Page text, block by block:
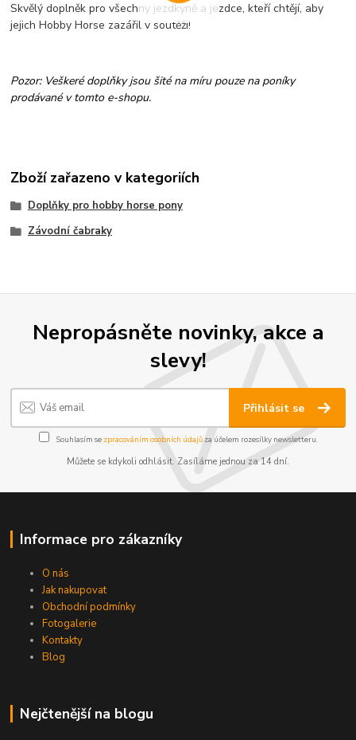
Skvělý doplněk pro všechny jezdkyně a jezdce, kteří chtějí, aby
jejich Hobby Horse zazářil v soutěži!
Pozor: Veškeré doplňky jsou šité na míru pouze na poníky
prodávané v tomto e-shopu.
Zboží zařazeno v kategoriích
Doplňky pro hobby horse pony
Závodní čabraky
Nepropásněte novinky, akce a
slevy!
Přihlásit se
Souhlasím se zpracováním osobních údajůza účelem rozesílky newsletteru.
Můžete se kdykoli odhlásit. Zasíláme jednou za 14 dní.
Informace pro zákazníky
O nás
Jak nakupovat
Obchodní podmínky
Fotogalerie
Kontakty
Blog
Nejčtenější na blogu